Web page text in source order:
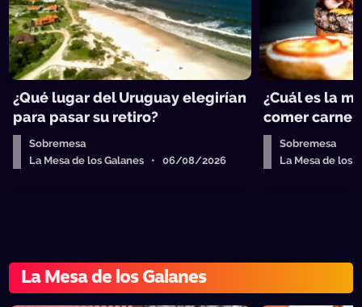
¿Qué lugar del Uruguay elegirían
para pasar su retiro?
Sobremesa
La Mesa de los Galanes • 06/08/2026
¿Cuál es la
comer carne
Sobremesa
La Mesa de
La Mesa de los Galanes